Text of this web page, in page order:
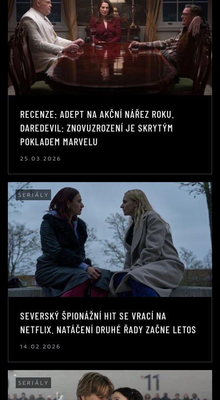
RECENZE: ADEPT NA AKČNÍ NÁŘEZ ROKU.
DAREDEVIL: ZNOVUZROZENÍ JE SKRYTÝM
POKLADEM MARVELU
25.03.2026
SERIÁLY
SEVERSKÝ ŠPIONÁŽNÍ HIT SE VRACÍ NA
NETFLIX. NATÁČENÍ DRUHÉ ŘADY ZAČNE LETOS
14.02.2026
SERIÁLY